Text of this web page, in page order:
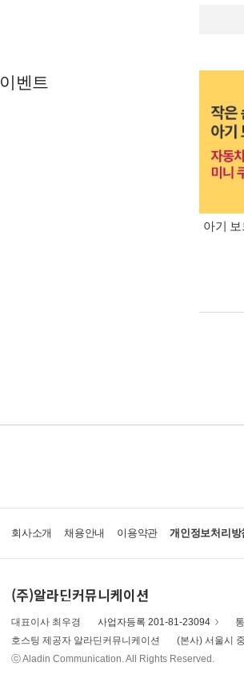
이벤트
아기
회사소개 채용안내 이용약관 개인정보처리방
(주)알라딘커뮤니케이션
대표이사 최우경 사업자등록 201-81-23094
호스팅 제공자 알라딘커뮤니케이션
(본사) 서울시
ⓒ Aladin Communication. All Rights Reserved.